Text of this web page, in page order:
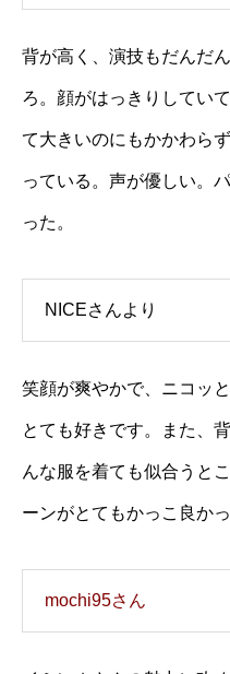
背が高く、演技もだんだ
ろ。顔がはっきりしてい
て大きいのにもかかわら
っている。声が優しい。
った。
NICEさんより
笑顔が爽やかで、ニコッ
とても好きです。また、
んな服を着ても似合うと
ーンがとてもかっこ良かっ
mochi95さん